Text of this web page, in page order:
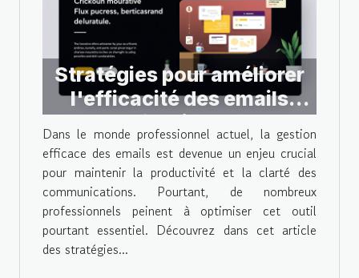
Stratégies pour améliorer
l'efficacité des emails
professionnels
Dans le monde professionnel actuel, la gestion
efficace des emails est devenue un enjeu crucial
pour maintenir la productivité et la clarté des
communications. Pourtant, de nombreux
professionnels peinent à optimiser cet outil
pourtant essentiel. Découvrez dans cet article
des stratégies...